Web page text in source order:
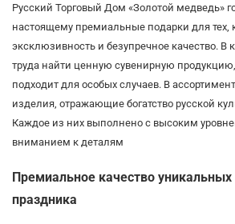
Русский Торговый Дом «Золотой медведь»
настоящему премиальные подарки для тех,
эксклюзивность и безупречное качество. В
труда найти ценную сувенирную
подходит для особых случаев. В
изделия, отражающие богатство русской
Каждое из них выполнено с высоким
вниманием к деталям
Премиальное качество уникальных
праздника